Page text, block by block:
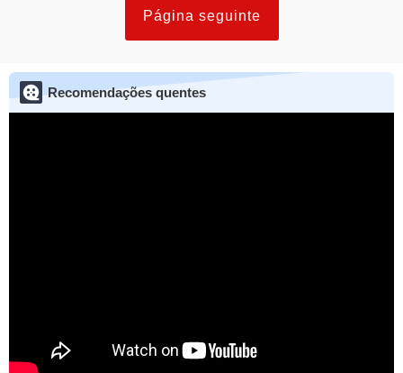
Página seguinte
Recomendações quentes